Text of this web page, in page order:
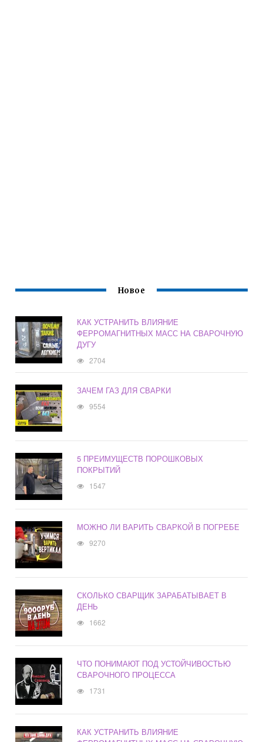
Новое
КАК УСТРАНИТЬ ВЛИЯНИЕ
ФЕРРОМАГНИТНЫХ МАСС НА СВАРОЧНУЮ
ДУГУ
2704
ЗАЧЕМ ГАЗ ДЛЯ СВАРКИ
9554
5 ПРЕИМУЩЕСТВ ПОРОШКОВЫХ
ПОКРЫТИЙ
1547
МОЖНО ЛИ ВАРИТЬ СВАРКОЙ В ПОГРЕБЕ
9270
СКОЛЬКО СВАРЩИК ЗАРАБАТЫВАЕТ В
ДЕНЬ
1662
ЧТО ПОНИМАЮТ ПОД УСТОЙЧИВОСТЬЮ
СВАРОЧНОГО ПРОЦЕССА
1731
КАК УСТРАНИТЬ ВЛИЯНИЕ